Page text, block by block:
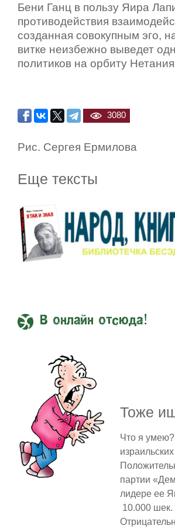
Бени Ганц в пользу Яира
противодействия
созданная совокупным эго,
витке неизбежно выведет
политиков на орбиту
3080
Рис. Сергея Ермилова
Еще тексты
В онлайн отсюда!
Тоже
Что я
партии
лидере ее
10.000 шек.